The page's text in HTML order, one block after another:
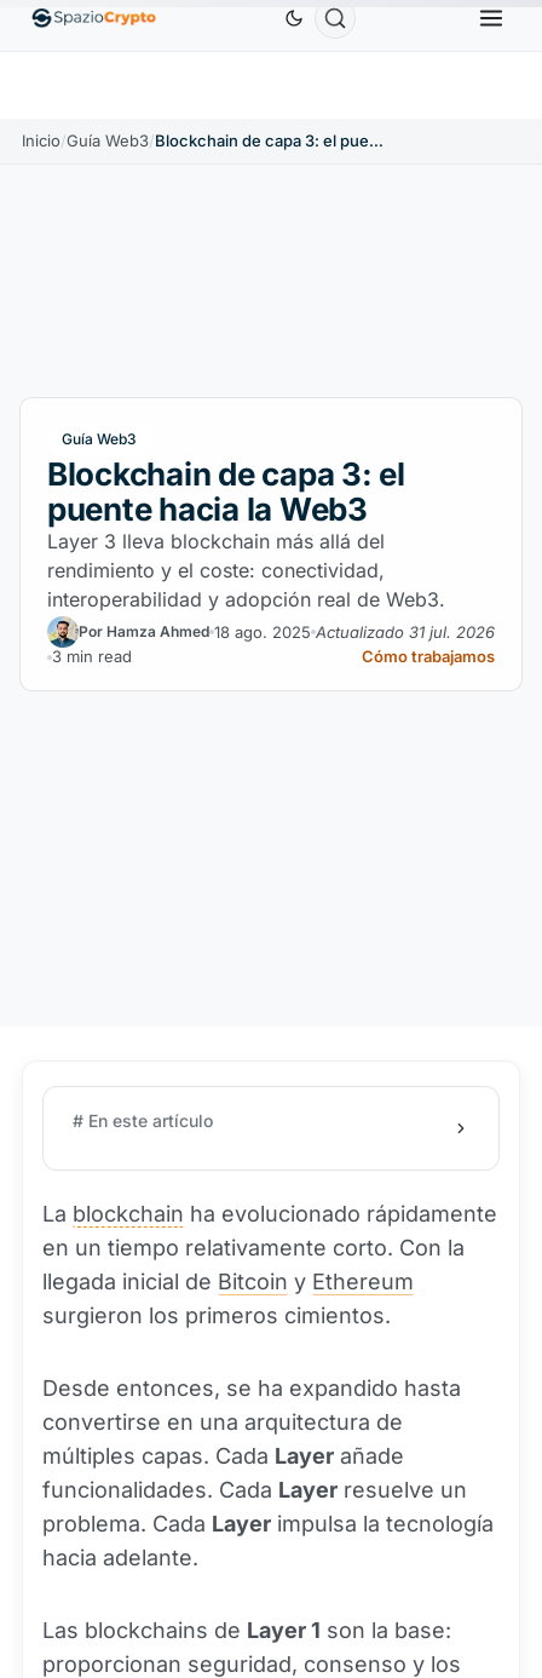
EthereumETH1880,58 US$ TetherUSDT ↑0.00%
Inicio/Guía Web3/ Blockchain de capa 3: el puente hacia la Web3
Guía Web3
Blockchain de capa 3: el
puente hacia la Web3
Layer 3 lleva blockchain más allá del
rendimiento y el coste: conectividad,
interoperabilidad y adopción real de Web3.
Por Hamza Ahmed 18 ago. 2025 Actualizado 31 jul. 2026
3 min read
Cómo trabajamos
# En este artículo
La blockchain ha evolucionado rápidamente
en un tiempo relativamente corto. Con la
llegada inicial de Bitcoin y Ethereum
surgieron los primeros cimientos.
Desde entonces, se ha expandido hasta
convertirse en una arquitectura de
múltiples capas. Cada Layer añade
funcionalidades. Cada Layer resuelve un
problema. Cada Layer impulsa la tecnología
hacia adelante.
Las blockchains de Layer 1 son la base:
proporcionan seguridad, consenso y los